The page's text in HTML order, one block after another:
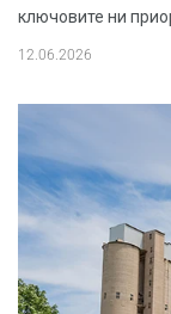
ключовите ни
12.06.2026